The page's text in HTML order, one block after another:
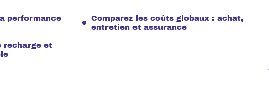
performance
recharge et
Comparez les coûts globaux : achat,
entretien et assurance